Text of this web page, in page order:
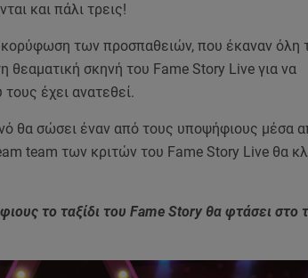
και πάλι τρεις!
των προσπαθειών, που έκαναν όλη
θεαματική σκηνή του Fame Story Live για να
έχει ανατεθεί.
θα σώσει έναν από τους υποψήφιους μέσα
team των κριτών του Fame Story Live θα
το ταξίδι του Fame Story θα φτάσει στο